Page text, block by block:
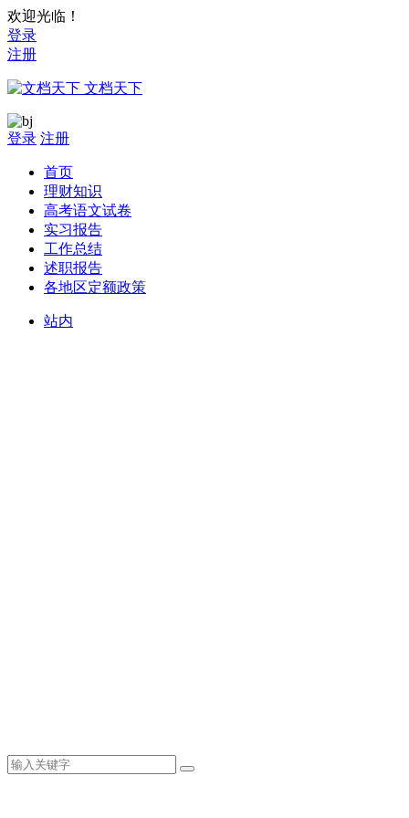
欢迎光临！
登录
注册
文档天下
登录 注册
首页
理财知识
高考语文试卷
实习报告
工作总结
述职报告
各地区定额政策
站内